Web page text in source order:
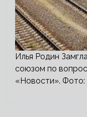
Илья Родин
союзом по
«Новости».